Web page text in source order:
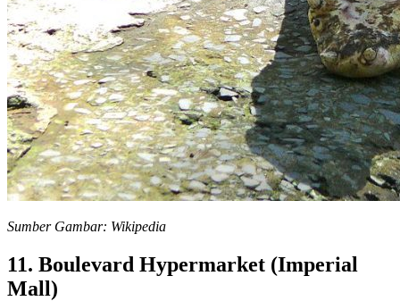
Sumber Gambar: Wikipedia
11. Boulevard Hypermarket (Imperial
Mall)